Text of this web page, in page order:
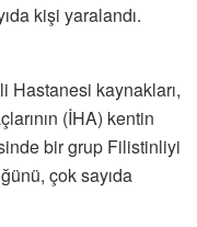
kişi yaralandı.
Hastanesi kaynakları,
(İHA) kentin
bir grup Filistinliyi
çok sayıda